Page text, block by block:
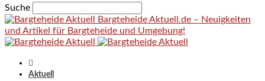
Suche
Bargteheide Aktuell.de – Neuigkeiten
und Artikel für Bargteheide und Umgebung!
Aktuell